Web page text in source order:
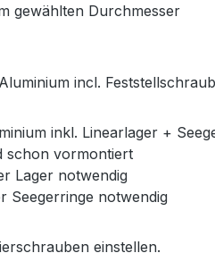
gewählten Durchmesser
incl.
inkl. Linearlager +
schon vormontiert
Lager notwendig
Seegerringe notwendig
einstellen.